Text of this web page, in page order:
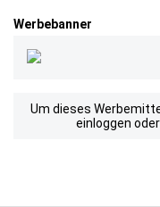
Werbebanner
Um dieses
einloggen